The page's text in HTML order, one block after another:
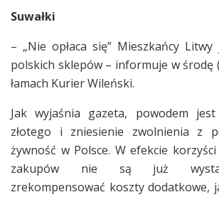
Suwałki
– „Nie opłaca się” Mieszkańcy
polskich sklepów – informuje w środę
łamach Kurier Wileński.
Jak wyjaśnia gazeta, powodem
złotego i zniesienie zwolnienia z
żywność w Polsce. W efekcie
zakupów nie są już
zrekompensować koszty dodatkowe,